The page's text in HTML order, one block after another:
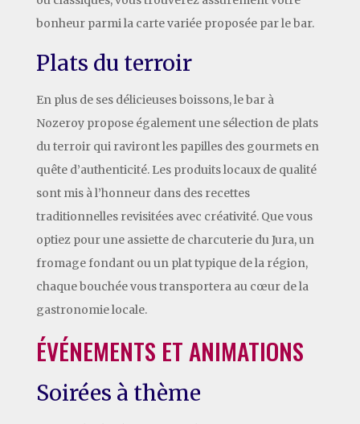
bonheur parmi la carte variée proposée par le bar.
Plats du terroir
En plus de ses délicieuses boissons, le bar à
Nozeroy propose également une sélection de plats
du terroir qui raviront les papilles des gourmets en
quête d’authenticité. Les produits locaux de qualité
sont mis à l’honneur dans des recettes
traditionnelles revisitées avec créativité. Que vous
optiez pour une assiette de charcuterie du Jura, un
fromage fondant ou un plat typique de la région,
chaque bouchée vous transportera au cœur de la
gastronomie locale.
ÉVÉNEMENTS ET ANIMATIONS
Soirées à thème